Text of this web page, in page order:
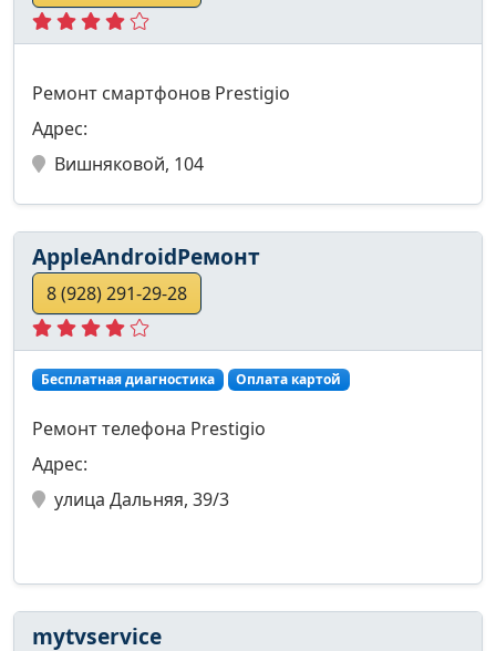
Ремонт смартфонов Prestigio
Адрес:
Вишняковой, 104
AppleAndroidРемонт
8 (928) 291-29-28
Бесплатная диагностика Оплата картой
Ремонт телефона Prestigio
Адрес:
улица Дальняя, 39/3
mytvservice